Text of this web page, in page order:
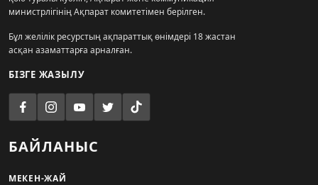
министрлігінің Ақпарат комитетімен берілген.
Бұл желілік ресурстың ақпараттық өнімдері 18 жастан
асқан азаматтарға арналған.
БІЗГЕ ЖАЗЫЛУ
БАЙЛАНЫС
МЕКЕН-ЖАЙ